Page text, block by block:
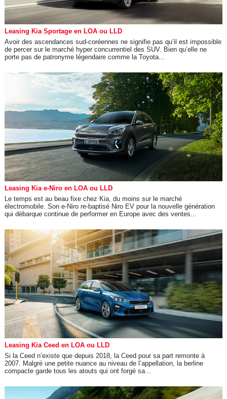
Leasing Kia Sportage en LOA ou LLD
Avoir des ascendances sud-coréennes ne signifie pas qu’il est impossible
de percer sur le marché hyper concurrentiel des SUV. Bien qu’elle ne
porte pas de patronyme légendaire comme la Toyota...
Leasing Kia e-Niro en LOA ou LLD
Le temps est au beau fixe chez Kia, du moins sur le marché
électromobile. Son e-Niro re-baptisé Niro EV pour la nouvelle génération
qui débarque continue de performer en Europe avec des ventes...
Leasing Kia Ceed en LOA ou LLD
Si la Ceed n’existe que depuis 2018, la Ceed pour sa part remonte à
2007. Malgré une petite nuance au niveau de l’appellation, la berline
compacte garde tous les atouts qui ont forgé sa...